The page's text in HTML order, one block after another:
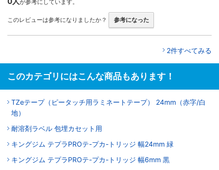
が参考にしています。
このレビューは参考になりましたか？ 参考になった
2件すべてみる
このカテゴリにはこんな商品もあります！
TZeテープ（ピータッチ用ラミネートテープ） 24mm（赤字/白
地）
耐溶剤ラベル 包埋カセット用
キングジム テプラPROテ-プカ-トリッジ 幅24mm 緑
キングジム テプラPROテ-プカ-トリッジ 幅6mm 黒